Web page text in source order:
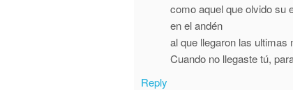
como aquel que olvido su
en el andén
al que llegaron las ultimas
Cuando no llegaste tú,
Reply